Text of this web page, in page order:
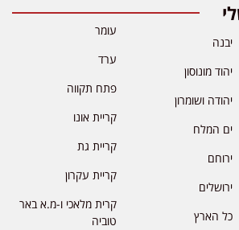
יבנה
יהוד מונוסון
יהודה ושומרון
ים המלח
ירוחם
ירושלים
כל הארץ
עומר
ערד
פתח תקווה
קריית אונו
קריית גת
קריית עקרון
קרית מלאכי ו-מ.א באר
טוביה